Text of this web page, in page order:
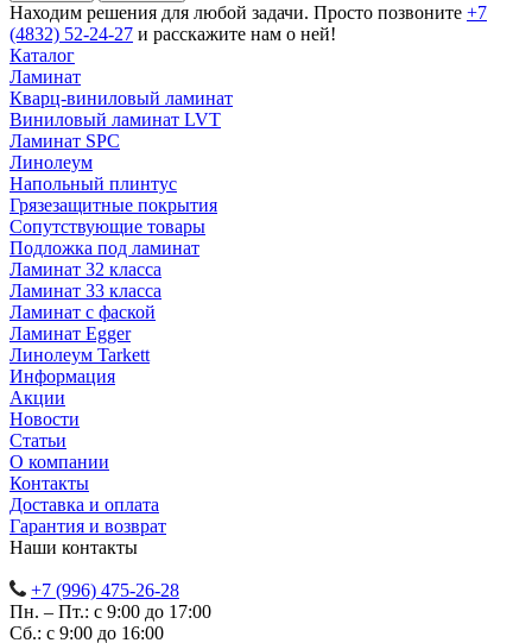
Находим решения для любой задачи. Просто позвоните +7
(4832) 52-24-27 и расскажите нам о ней!
Каталог
Ламинат
Кварц-виниловый ламинат
Виниловый ламинат LVT
Ламинат SPC
Линолеум
Напольный плинтус
Грязезащитные покрытия
Сопутствующие товары
Подложка под ламинат
Ламинат 32 класса
Ламинат 33 класса
Ламинат с фаской
Ламинат Egger
Линолеум Tarkett
Информация
Акции
Новости
Статьи
О компании
Контакты
Доставка и оплата
Гарантия и возврат
Наши контакты
+7 (996) 475-26-28
Пн. – Пт.: с 9:00 до 17:00
Сб.: с 9:00 до 16:00